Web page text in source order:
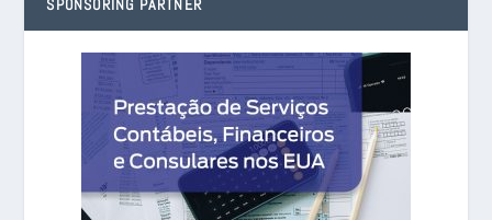
SPONSORING PARTNER